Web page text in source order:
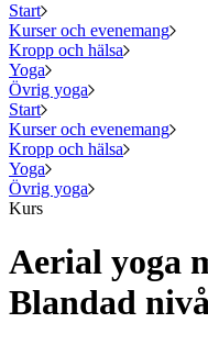
Start
Kurser och evenemang
Kropp och hälsa
Yoga
Övrig yoga
Start
Kurser och evenemang
Kropp och hälsa
Yoga
Övrig yoga
Kurs
Aerial yoga
Blandad